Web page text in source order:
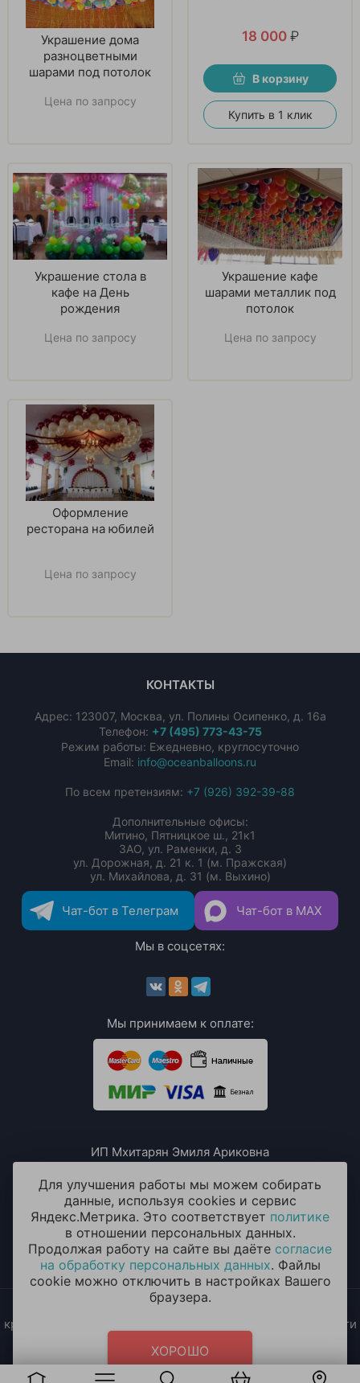
Украшение дома
разноцветными
шарами под потолок
Цена по запросу
18 000 ₽
В корзину
Купить в 1 клик
Украшение стола в
кафе на День
рождения
Цена по запросу
Украшение кафе
шарами металлик под
потолок
Цена по запросу
Оформление
ресторана на юбилей
Цена по запросу
КОНТАКТЫ
Адрес: 123007, Москва, ул. Полины Осипенко, д. 16а
Телефон: +7 (495) 773-43-75
Режим работы: Ежедневно, круглосуточно
Email: info@oceanballoons.ru
По всем претензиям: +7 (926) 392-39-88
Дополнительные офисы:
Митино, Пятницкое ш., 21к1
ЗАО, ул. Раменки, д. 3
ул. Дорожная, д. 21 к. 1 (м. Пражская)
ул. Михайлова, д. 31 (м. Выхино)
Чат-бот в Телеграм Чат-бот в MAX
Мы в соцсетях:
Мы принимаем к оплате:
ИП Мхитарян Эмиля Ариковна
ИНН: 771385063807
ОГРН / ОГРНИП: 319508100076230
2014 - 2026 © «ОКЕАН ШАРОВ» Воздушные шары с
круглосуточной доставкой в Москве и Московской области
Политика конфиденциальности
согласие на обработку
персональных данных
Для улучшения работы мы можем собирать
данные, используя cookies и сервис
Яндекс.Метрика. Это соответствует политике
в отношении персональных данных.
Продолжая работу на сайте вы даёте согласие
на обработку персональных данных. Файлы
cookie можно отключить в настройках Вашего
браузера.
ХОРОШО